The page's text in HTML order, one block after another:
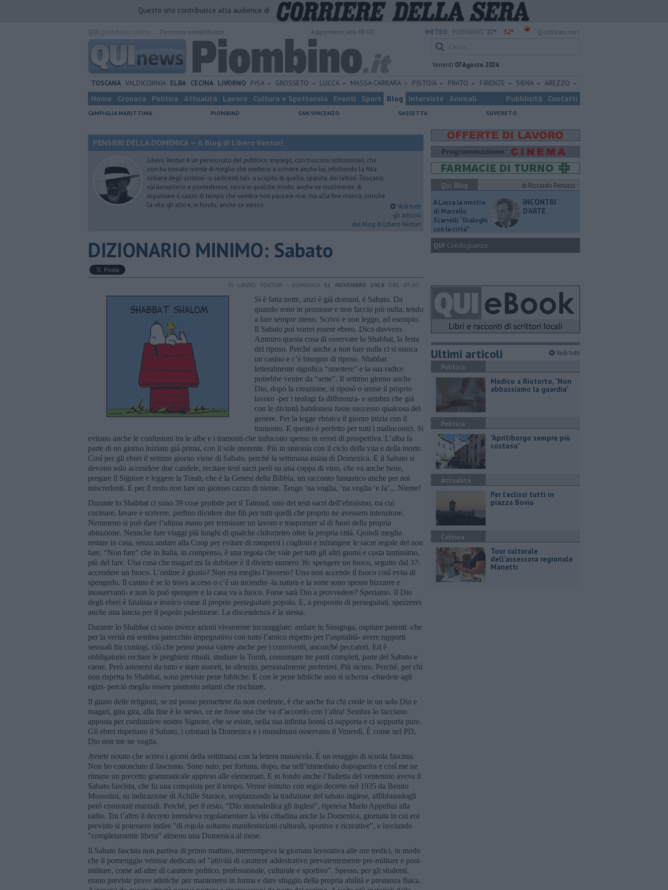
Questo sito contribuisce alla audience di
METEO: 27° 32°
Venerdì 07 Agosto 2026
TOSCANA VALDICORNIA ELBA CECINA LIVORNO PISA GROSSETO LUCCA MASSA CARRARA PISTOIA PRATO FIRENZE SIENA AREZZO
Home Cronaca Politica Attualità Lavoro Cultura e Spettacolo Eventi Sport Blog Interviste Animali Pubblicità Contatti
CAMPIGLIA MARITTIMA PIOMBINO SAN VINCENZO SASSETTA SUVERETO
PENSIERI DELLA DOMENICA — il Blog di Libero Venturi
Libero Venturi è un pensionato del pubblico impiego, con trascorsi istituzionali, che
non ha trovato niente di meglio che mettersi a scrivere anche lui, infoltendo la fitta
schiera degli scrittori -o sedicenti tali- a scapito di quella, sparuta, dei lettori. Toscano,
valderopiteco e pontederese, cerca in qualche modo, anche se inutilmente, di
ingannare il cazzo di tempo che sembra non passare mai, ma alla fine manca, nonché
la vita, gli altri e, in fondo, anche se stesso.
Vedi tutti
gli articoli
del blog di Libero Venturi
DIZIONARIO MINIMO: Sabato
DI LIBERO VENTURI - DOMENICA 11 NOVEMBRE 2018 ORE 07:30
Si è fatta notte, anzi è già domani, è Sabato. Da
quando sono in pensione e non faccio più nulla, tendo
a fare sempre meno. Scrivo e non leggo, ad esempio.
Il Sabato poi vorrei essere ebreo. Dico davvero.
Ammiro questa cosa di osservare lo Shabbat, la festa
del riposo. Perché anche a non fare nulla ci si stanca
un casino e c’è bisogno di riposo. Shabbat
letteralmente significa “smettere” e la sua radice
potrebbe venire da “sette”. Il settimo giorno anche
Dio, dopo la creazione, si riposò o smise il proprio
lavoro -per i teologi fa differenza- e sembra che già
con le divinità babilonesi fosse successo qualcosa del
genere. Per la legge ebraica il giorno inizia con il
tramonto. E questo è perfetto per tutti i malinconici. Si
evitano anche le confusioni tra le albe e i tramonti che inducono spesso in errori di prospettiva. L’alba fa
parte di un giorno iniziato già prima, con il sole morente. Più in sintonia con il ciclo della vita e della morte.
Così per gli ebrei il settimo giorno viene di Sabato, perché la settimana inizia di Domenica. E il Sabato si
devono solo accendere due candele, recitare testi sacri però su una coppa di vino, che va anche bene,
pregare il Signore e leggere la Torah, che è la Genesi della Bibbia, un racconto fantastico anche per noi
miscredenti. E per il resto non fare un gioioso cazzo di niente. Tengo ‘na voglia, ‘na voglia ‘e fa’... Niente!
Durante lo Shabbat ci sono 39 cose proibite per il Talmud, uno dei testi sacri dell’ebraismo, tra cui
cucinare, lavare e scrivere, perfino dividere due fili per tutti quelli che proprio ne avessero intenzione.
Nemmeno si può dare l’ultima mano per terminare un lavoro e trasportare al di fuori della propria
abitazione. Neanche fare viaggi più lunghi di qualche chilometro oltre la propria città. Quindi meglio
restare in casa, senza andare alla Coop per evitare di rompersi i coglioni e infrangere le sacre regole del non
fare. “Non fare” che in Italia, in compenso, è una regola che vale per tutti gli altri giorni e costa tantissimo,
più del fare. Una cosa che magari mi fa dubitare è il divieto numero 36: spengere un fuoco, seguito dal 37:
accendere un fuoco. L’ordine è giusto? Non era meglio l’inverso? Uno non accende il fuoco così evita di
spengerlo. Il casino è se lo trova acceso o c’è un incendio -la natura e la sorte sono spesso bizzarre e
inosservanti- e non lo può spengere e la casa va a fuoco. Forse sarà Dio a provvedere? Speriamo. Il Dio
degli ebrei è fatalista e ironico come il proprio perseguitato popolo. E, a proposito di perseguitati, spezzerei
anche una lancia per il popolo palestinese. La discendenza è la stessa.
Durante lo Shabbat ci sono invece azioni vivamente incoraggiate: andare in Sinagoga, ospitare parenti -che
per la verità mi sembra parecchio impegnativo con tutto l’antico rispetto per l’ospitalità- avere rapporti
sessuali fra coniugi, ciò che penso possa valere anche per i conviventi, ancorché peccatori. Ed è
obbligatorio recitare le preghiere rituali, studiare la Torah, consumare tre pasti completi, pane del Sabato e
carne. Però astenersi da tutto e stare assorti, in silenzio, personalmente preferirei. Più sicuro. Perché, per chi
non rispetta lo Shabbat, sono previste pene bibliche. E con le pene bibliche non si scherza -chiedete agli
egizi- perciò meglio essere piuttosto zelanti che rischiare.
Il guaio delle religioni, se mi posso permettere da non credente, è che anche fra chi crede in un solo Dio e
magari, gira gira, alla fine è lo stesso, ce ne fosse una che va d’accordo con l’altra! Sembra lo facciano
apposta per confondere nostro Signore, che se esiste, nella sua infinita bontà ci supporta e ci sopporta pure.
Gli ebrei rispettano il Sabato, i cristiani la Domenica e i musulmani osservano il Venerdì. È come nel PD,
Dio non me ne voglia.
Avrete notato che scrivo i giorni della settimana con la lettera maiuscola. È un retaggio di scuola fascista.
Non ho conosciuto il fascismo. Sono nato, per fortuna, dopo, ma nell’immediato dopoguerra e così me ne
rimane un precetto grammaticale appreso alle elementari. E in fondo anche l’Italietta del ventennio aveva il
Sabato fascista, che fu una conquista per il tempo. Venne istituito con regio decreto nel 1935 da Benito
Mussolini, su indicazione di Achille Starace, scopiazzando la tradizione del sabato inglese, affibbiandogli
però connotati marziali. Perché, per il resto, “Dio stramaledica gli inglesi”, ripeteva Mario Appelius alla
radio. Tra l’altro il decreto intendeva regolamentare la vita cittadina anche la Domenica, giornata in cui era
previsto si potessero indire "di regola soltanto manifestazioni culturali, sportive e ricreative", e lasciando
"completamente libera" almeno una Domenica al mese.
Il Sabato fascista non partiva di primo mattino, interrompeva la giornata lavorativa alle ore tredici, in modo
che il pomeriggio venisse dedicato ad "attività di carattere addestrativo prevalentemente pre-militare e post-
militare, come ad altre di carattere politico, professionale, culturale e sportivo". Spesso, per gli studenti,
erano previste prove atletiche per mantenersi in forma e dare sfoggio della propria abilità e prestanza fisica.
Qui Blog
di Riccardo Ferrucci
A Lucca la mostra
di Marcello
Scarselli “Dialoghi
con la città"
INCONTRI
D'ARTE
QUI Condoglianze
Ultimi articoli Vedi tutti
Politica
Medico a Riotorto, "Non
abbassiamo la guardia"
Politica
"Apritiborgo sempre più
costoso"
Attualità
Per l'eclissi tutti in
piazza Bovio
Cultura
Tour culturale
dell'assessora regionale
Manetti